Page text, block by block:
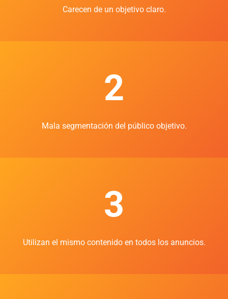
Carecen de un objetivo claro.
2
Mala segmentación del público objetivo.
3
Utilizan el mismo contenido en todos los anuncios.